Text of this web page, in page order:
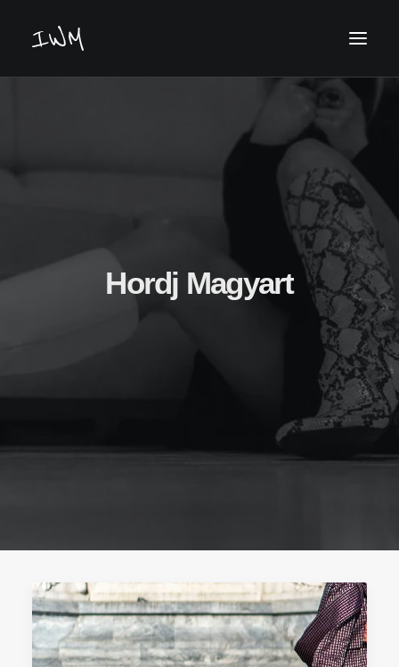
Keresés
Hordj Magyart